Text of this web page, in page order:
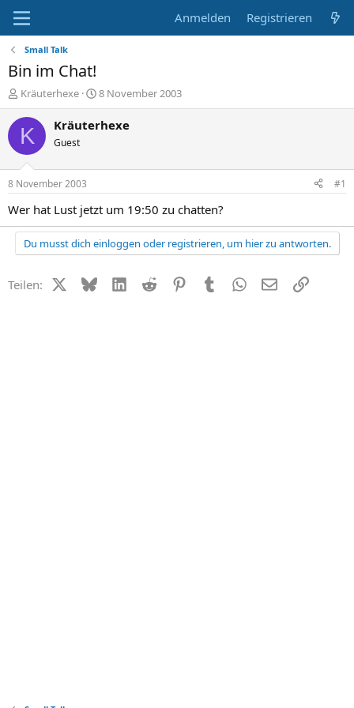
Anmelden Registrieren
Small Talk
Bin im Chat!
E
r
s
l
e
r
Kräuterhexe
E
r
s
t
a
8 November 2003
K Kräuterhexe
Guest
8 November 2003 #1
Wer hat Lust jetzt um 19:50 zu chatten?
Du musst dich einloggen oder registrieren, um hier zu antworten.
Teilen: X (Twitter)
BlueskyLinkedIn
Reddit PinterestTumblr WhatsApp
E-MailLink